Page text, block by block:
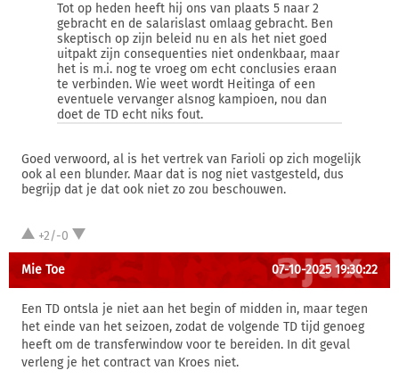
Tot op heden heeft hij ons van plaats 5 naar 2
gebracht en de salarislast omlaag gebracht. Ben
skeptisch op zijn beleid nu en als het niet goed
uitpakt zijn consequenties niet ondenkbaar, maar
het is m.i. nog te vroeg om echt conclusies eraan
te verbinden. Wie weet wordt Heitinga of een
eventuele vervanger alsnog kampioen, nou dan
doet de TD echt niks fout.
Goed verwoord, al is het vertrek van Farioli op zich mogelijk
ook al een blunder. Maar dat is nog niet vastgesteld, dus
begrijp dat je dat ook niet zo zou beschouwen.
+2/-0
Mie Toe 07-10-2025 19:30:22
Een TD ontsla je niet aan het begin of midden in, maar tegen
het einde van het seizoen, zodat de volgende TD tijd genoeg
heeft om de transferwindow voor te bereiden. In dit geval
verleng je het contract van Kroes niet.